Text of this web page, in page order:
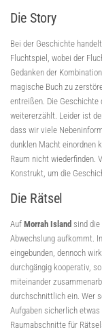
Die Story
Bei der Geschichte
Fluchtspiel, wobei der
Gedanken der
magische Buch zu
entreißen. Die Geschichte
weitererzählt. Leider ist
dass wir viele
dunklen Macht einordnen
Raum nicht wiederfinden.
Konstrukt, um die
Die Rätsel
Auf Morrah Island sind die
Abwechslung aufkommt.
eingebunden, dennoch
durchgängig kooperativ,
miteinander
durchschnittlich ein. Wer
Aufgaben sicherlich
Raumabschnitte für